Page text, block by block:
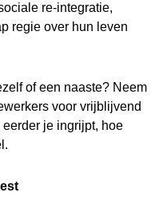
re-integratie,
regie over hun leven
of een naaste? Neem
voor vrijblijvend
je ingrijpt, hoe